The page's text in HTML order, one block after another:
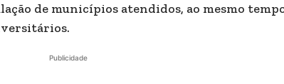
de municípios atendidos, ao mesmo
Publicidade